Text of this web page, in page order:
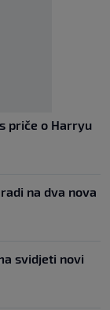
priče o Harryu
na dva nova
svidjeti novi